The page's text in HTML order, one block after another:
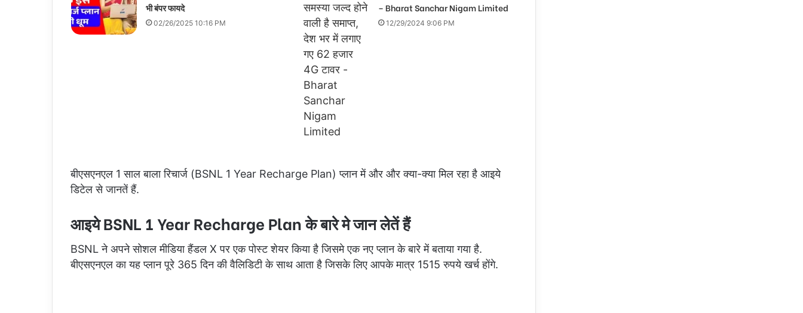
भी बंपर फायदे
02/26/2025 10:16 PM
– Bharat Sanchar Nigam Limited
12/29/2024 9:06 PM
बीएसएनएल 1 साल बाला रिचार्ज (BSNL 1 Year Recharge Plan) प्लान में और और क्या-क्या मिल रहा है आइये
डिटेल से जानतें हैं.
आइये BSNL 1 Year Recharge Plan के बारे मे जान लेतें हैं
BSNL ने अपने सोशल मीडिया हैंडल X पर एक पोस्ट शेयर किया है जिसमे एक नए प्लान के बारे में बताया गया है.
बीएसएनएल का यह प्लान पूरे 365 दिन की वैलिडिटी के साथ आता है जिसके लिए आपके मात्र 1515 रुपये खर्च होंगे.